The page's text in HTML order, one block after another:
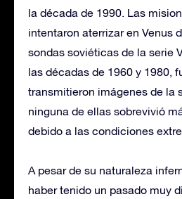
la década de 1990. Las
intentaron aterrizar en Venus
sondas soviéticas de la serie
las décadas de 1960 y 1980,
transmitieron imágenes de la
ninguna de ellas sobrevivió
debido a las condiciones
A pesar de su naturaleza
haber tenido un pasado muy